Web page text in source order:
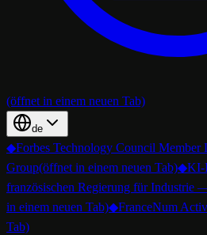
(öffnet in einem neuen Tab)
de
◆Forbes Technology Council
Group(öffnet in einem neuen Tab)◆KI-
französischen Regierung für Industrie
in einem neuen Tab)◆FranceNum
Tab)